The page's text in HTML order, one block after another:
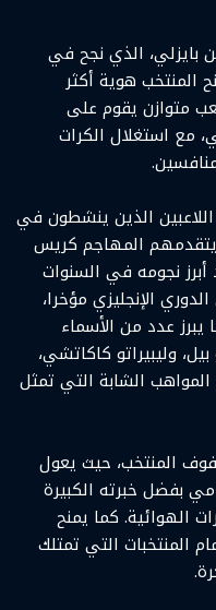
بايزلي، الذي نجح في
المنتخب هوية أكثر
متوازن يقوم على
مع استغلال الكرات
الذين ينشطون في
يتقدمهم المهاجم كريس
أبرز نجومه في السنوات
الإنجليزي مؤخرا،
عدد من الأسماء
وليبيراتو كاكاتشي،
الشابة التي تمثل
المنتخب، حيث يعول
بفضل خبرته الكبيرة
الهوائية. كما يمنح
المنتخبات التي تمتلك